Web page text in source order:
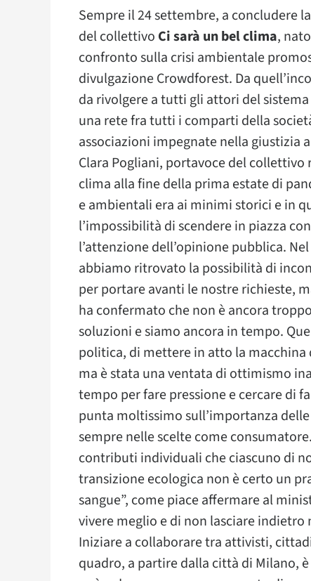
Sempre il 24 settembre, a concludere
del collettivo Ci sarà un bel clima,
confronto sulla crisi ambientale
divulgazione Crowdforest. Da
da rivolgere a tutti gli attori del
una rete fra tutti i comparti della
associazioni impegnate nella giustizia
Clara Pogliani, portavoce del collettivo
clima alla fine della prima estate di
e ambientali era ai minimi storici e in
l’impossibilità di scendere in piazza
l’attenzione dell’opinione pubblica.
abbiamo ritrovato la possibilità di
per portare avanti le nostre richieste,
ha confermato che non è ancora
soluzioni e siamo ancora in tempo.
politica, di mettere in atto la
ma è stata una ventata di ottimismo
tempo per fare pressione e cercare di
punta moltissimo sull’importanza
sempre nelle scelte come
contributi individuali che ciascuno di
transizione ecologica non è certo un
sangue”, come piace affermare al
vivere meglio e di non lasciare
Iniziare a collaborare tra attivisti,
quadro, a partire dalla città di Milano,